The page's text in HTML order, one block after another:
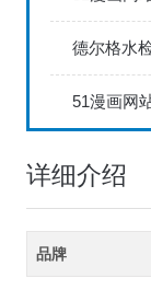
详细介绍
品牌